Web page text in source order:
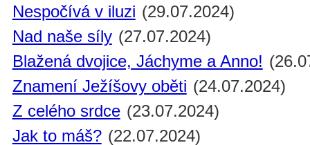
Nespočívá v iluzi (29.07.2024)
Nad naše síly (27.07.2024)
Blažená dvojice, Jáchyme a Anno!
Znamení Ježíšovy oběti (24.07.2024)
Z celého srdce (23.07.2024)
Jak to máš? (22.07.2024)